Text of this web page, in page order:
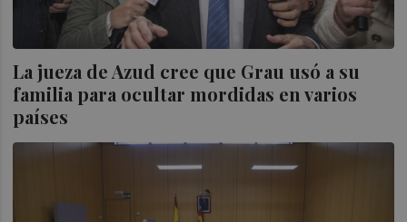
La jueza de Azud cree que Grau usó a su
familia para ocultar mordidas en varios
países